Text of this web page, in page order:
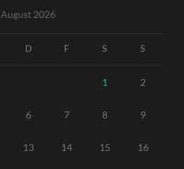
August 2026
D F S S
1 2
6 7 8 9
13 14 15 16